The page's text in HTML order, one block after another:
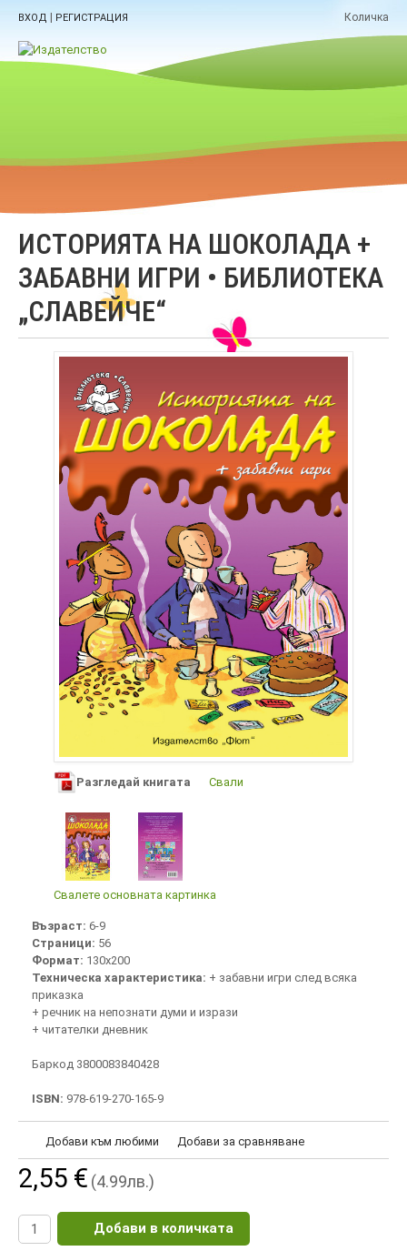
ВХОД | РЕГИСТРАЦИЯ Количка
ИСТОРИЯТА НА ШОКОЛАДА +
ЗАБАВНИ ИГРИ • БИБЛИОТЕКА
„СЛАВЕЙЧЕ“
Разгледай книгата Свали
Свалете основната картинка
Възраст: 6-9
Страници: 56
Формат: 130х200
Техническа характеристика: + забавни игри след всяка
приказка
+ речник на непознати думи и изрази
+ читателки дневник
Баркод 3800083840428
ISBN: 978-619-270-165-9
Добави към любими Добави за сравняване
2,55 € (4.99лв.)
Добави в количката